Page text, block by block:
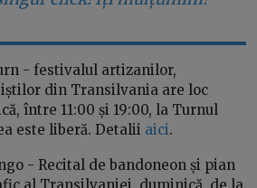
- festivalul artizanilor,
din Transilvania are loc
între 11:00 și 19:00, la Turnul
este liberă. Detalii aici.
- Recital de bandoneon și pian